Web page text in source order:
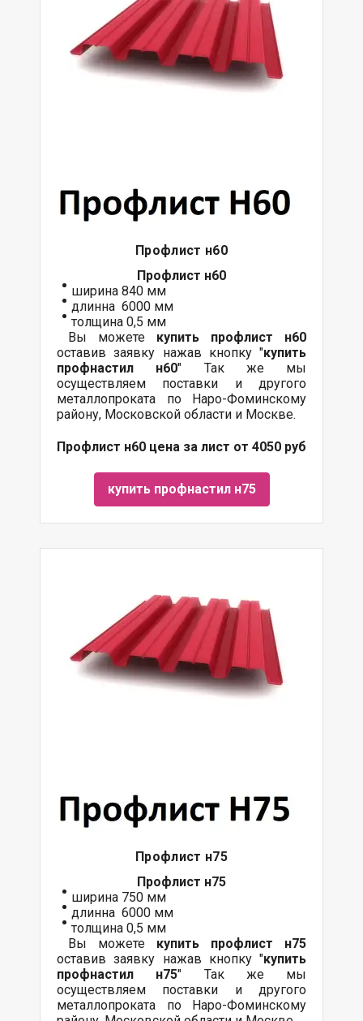
Профлист н60
Профлист н60
ширина 840 мм
длинна 6000 мм
толщина 0,5 мм
Вы можете купить профлист н60
оставив заявку нажав кнопку "купить
профнастил н60" Так же мы
осуществляем поставки и другого
металлопроката по Наро-Фоминскому
району, Московской области и Москве.
Профлист н60 цена за лист от 4050 руб
купить профнастил н75
Профлист н75
Профлист н75
ширина 750 мм
длинна 6000 мм
толщина 0,5 мм
Вы можете купить профлист н75
оставив заявку нажав кнопку "купить
профнастил н75" Так же мы
осуществляем поставки и другого
металлопроката по Наро-Фоминскому